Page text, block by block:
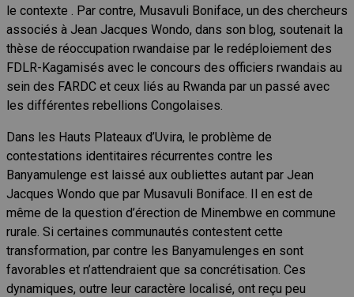
le contexte . Par contre, Musavuli Boniface, un des chercheurs
associés à Jean Jacques Wondo, dans son blog, soutenait la
thèse de réoccupation rwandaise par le redéploiement des
FDLR-Kagamisés avec le concours des officiers rwandais au
sein des FARDC et ceux liés au Rwanda par un passé avec
les différentes rebellions Congolaises.
Dans les Hauts Plateaux d’Uvira, le problème de
contestations identitaires récurrentes contre les
Banyamulenge est laissé aux oubliettes autant par Jean
Jacques Wondo que par Musavuli Boniface. Il en est de
même de la question d’érection de Minembwe en commune
rurale. Si certaines communautés contestent cette
transformation, par contre les Banyamulenges en sont
favorables et n’attendraient que sa concrétisation. Ces
dynamiques, outre leur caractère localisé, ont reçu peu